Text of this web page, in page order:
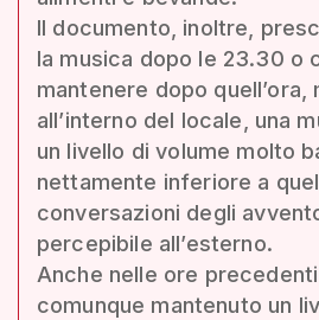
Il documento, inoltre,
la musica dopo le 23.30 o
mantenere dopo quell’ora,
all’interno del locale, una
un livello di volume molto
nettamente inferiore a
conversazioni degli
percepibile all’esterno.
Anche nelle ore
comunque mantenuto un